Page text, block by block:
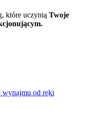
które uczynią Twoje
wynajmu od ręki